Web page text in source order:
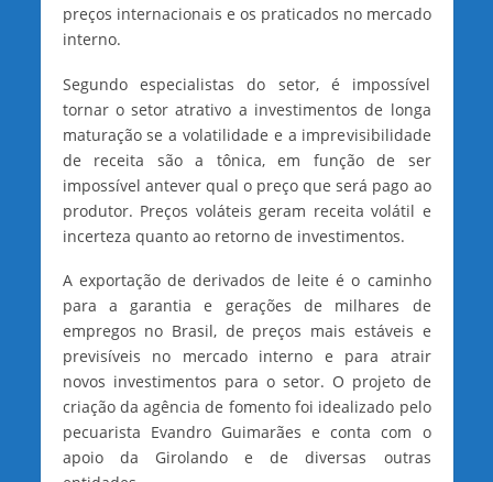
preços internacionais e os praticados no mercado
interno.
Segundo especialistas do setor, é impossível
tornar o setor atrativo a investimentos de longa
maturação se a volatilidade e a imprevisibilidade
de receita são a tônica, em função de ser
impossível antever qual o preço que será pago ao
produtor. Preços voláteis geram receita volátil e
incerteza quanto ao retorno de investimentos.
A exportação de derivados de leite é o caminho
para a garantia e gerações de milhares de
empregos no Brasil, de preços mais estáveis e
previsíveis no mercado interno e para atrair
novos investimentos para o setor. O projeto de
criação da agência de fomento foi idealizado pelo
pecuarista Evandro Guimarães e conta com o
apoio da Girolando e de diversas outras